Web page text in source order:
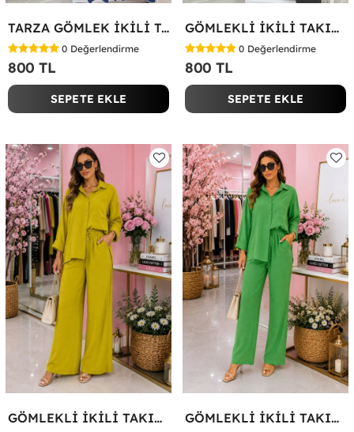
TARZA GÖMLEK İKİLİ TAKIM Lacivert
0 Değerlendirme
800 TL
SEPETE EKLE
GÖMLEKLİ İKİLİ TAKIM Siyah
0 Değerlendirme
800 TL
SEPETE EKLE
GÖMLEKLİ İKİLİ TAKIM Yağ Yeşili GÖMLEKLİ İKİLİ TAKIM Koyu Yeşil